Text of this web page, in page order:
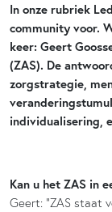
In onze rubriek
community voor.
keer: Geert
(ZAS). De
zorgstrategie,
individualisering,
Kan u het ZAS in
Geert: “ZAS staat